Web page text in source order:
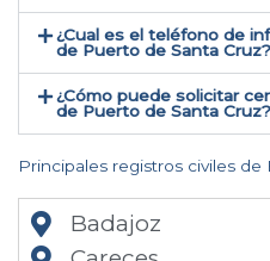
¿Cual es el teléfono de
de Puerto de Santa Cruz​?
¿Cómo puede solicitar
de Puerto de Santa Cruz​?
Principales registros civiles de
Badajoz